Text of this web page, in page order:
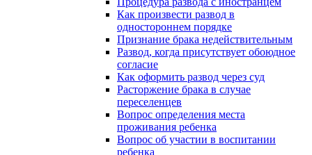
Как произвести развод в
одностороннем порядке
Признание брака недействительным
Развод, когда присутствует обоюдное
согласие
Как оформить развод через суд
Расторжение брака в случае
переселенцев
Вопрос определения места
проживания ребенка
Вопрос об участии в воспитании
ребенка